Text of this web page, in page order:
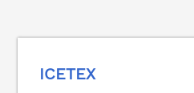
ICETEX